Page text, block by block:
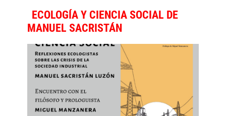
ECOLOGÍA Y CIENCIA SOCIAL DE
MANUEL SACRISTÁN